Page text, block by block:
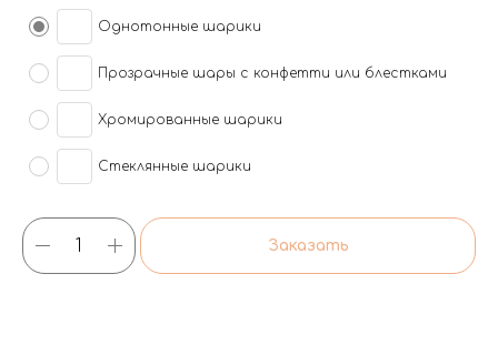
Однотонные шарики
Прозрачные шары с конфетти или блестками
Хромированные шарики
Стеклянные шарики
Заказать